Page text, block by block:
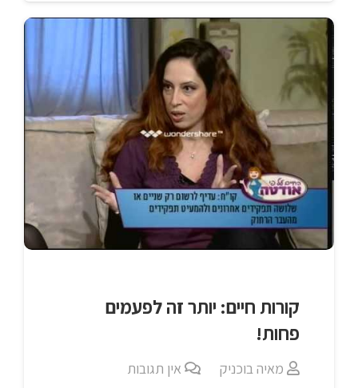
קורות חיים: יותר זה לפעמים
פחות!
מאיה בוכניק אין תגובות